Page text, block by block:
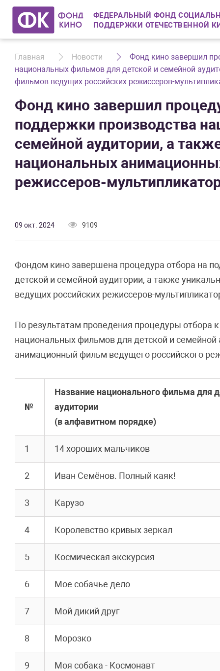
ФЕДЕРАЛЬНЫЙ ФОНД
ПОДДЕРЖКИ ОТЕЧЕСТВЕННОЙ
Главная Новости
Фонд кино завершил
национальных фильмов для детской и семейной
фильмов ведущих российских режиссеров-
Фонд кино завершил
поддержки производства
семейной аудитории, а
национальных
режиссеров-
09 окт. 2024 9109
Фондом кино завершена процедура отбора на
детской и семейной аудитории, а также
ведущих российских режиссеров-
По результатам проведения процедуры
национальных фильмов для детской и
анимационный фильм ведущего российского
№
Название национального фильма для
аудитории
(в алфавитном порядке)
1 14 хороших мальчиков
2 Иван Семёнов. Полный каяк!
3 Карузо
4 Королевство кривых зеркал
5 Космическая экскурсия
6 Мое собачье дело
7 Мой дикий друг
8 Морозко
9 Моя собака - Космонавт